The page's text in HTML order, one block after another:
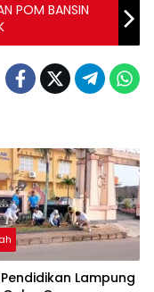
POM BANSIN
Lampung